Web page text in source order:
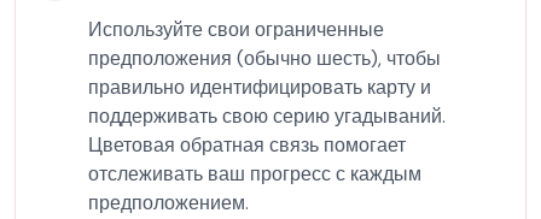
Используйте свои ограниченные
предположения (обычно шесть), чтобы
правильно идентифицировать карту и
поддерживать свою серию угадываний.
Цветовая обратная связь помогает
отслеживать ваш прогресс с каждым
предположением.